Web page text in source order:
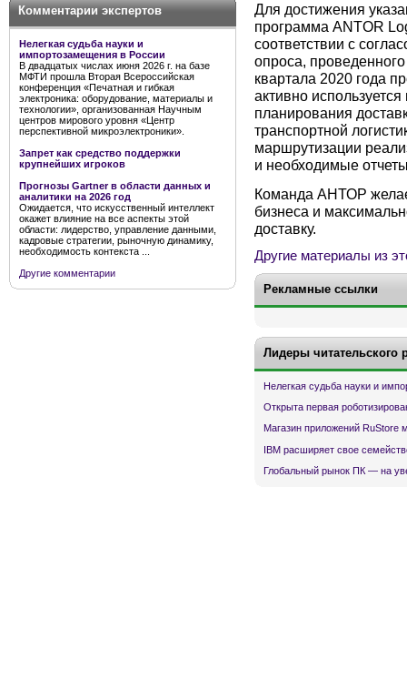
Комментарии экспертов
Нелегкая судьба науки и
импортозамещения в России
В двадцатых числах июня 2026 г. на базе
МФТИ прошла Вторая Всероссийская
конференция «Печатная и гибкая
электроника: оборудование, материалы и
технологии», организованная Научным
центров мирового уровня «Центр
перспективной микроэлектроники».
Запрет как средство поддержки
крупнейших игроков
Прогнозы Gartner в области данных и
аналитики на 2026 год
Ожидается, что искусственный интеллект
окажет влияние на все аспекты этой
области: лидерство, управление данными,
кадровые стратегии, рыночную динамику,
необходимость контекста ...
Другие комментарии
Для достижения
программа ANTOR
соответствии с
опроса,
квартала 2020 года
активно
планирования
транспортной
маршрутизации
и необходимые
Команда АНТОР
бизнеса и
доставку.
Другие материалы из
Рекламные ссылки
Лидеры читательского
Нелегкая судьба науки и
Открыта первая
Магазин приложений RuStore
IBM расширяет свое
Глобальный рынок ПК — на